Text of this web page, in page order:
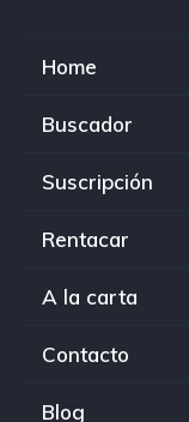
Home
Buscador
Suscripción
Rentacar
A la carta
Contacto
Blog